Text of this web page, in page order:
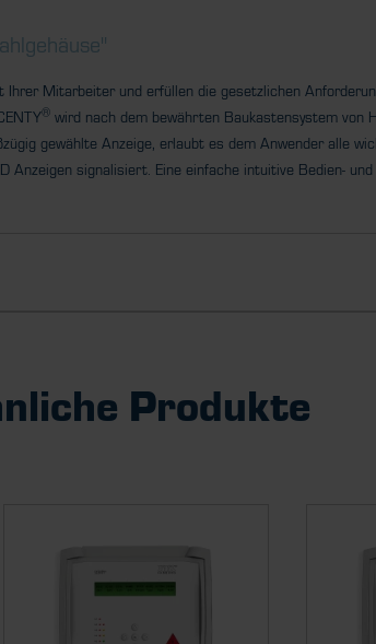
Ihrer Mitarbeiter und erfüllen die gesetzlichen
® wird nach dem bewährten Baukastensystem von
gewählte Anzeige, erlaubt es dem Anwender alle
Anzeigen signalisiert. Eine einfache intuitive Bedien-
Produkte